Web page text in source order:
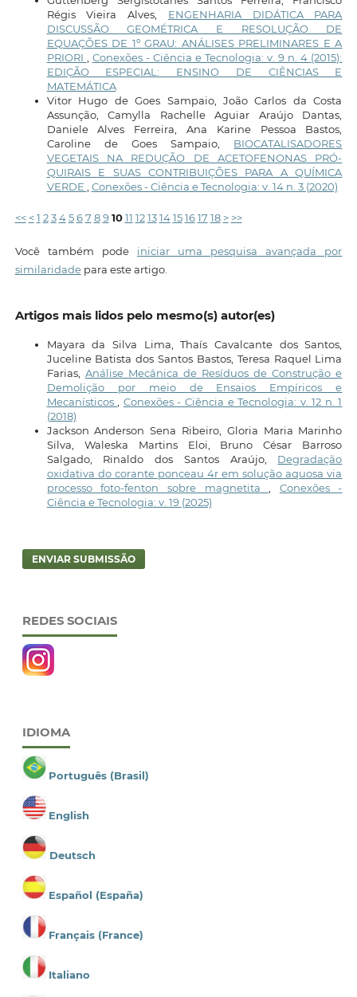
Régis Vieira Alves, ENGENHARIA DIDÁTICA PARA
DISCUSSÃO GEOMÉTRICA E RESOLUÇÃO DE
EQUAÇÕES DE 1º GRAU: ANÁLISES PRELIMINARES E A
PRIORI , Conexões - Ciência e Tecnologia: v. 9 n. 4 (2015):
EDIÇÃO ESPECIAL: ENSINO DE CIÊNCIAS E
MATEMÁTICA
Vitor Hugo de Goes Sampaio, João Carlos da Costa
Assunção, Camylla Rachelle Aguiar Araújo Dantas,
Daniele Alves Ferreira, Ana Karine Pessoa Bastos,
Caroline de Goes Sampaio, BIOCATALISADORES
VEGETAIS NA REDUÇÃO DE ACETOFENONAS PRÓ-
QUIRAIS E SUAS CONTRIBUIÇÕES PARA A QUÍMICA
VERDE , Conexões - Ciência e Tecnologia: v. 14 n. 3 (2020)
<< < 1 2 3 4 5 6 7 8 9 10 11 12 13 14 15 16 17 18 > >>
Você também pode iniciar uma pesquisa avançada por
similaridadepara este artigo.
Artigos mais lidos pelo mesmo(s) autor(es)
Mayara da Silva Lima, Thaís Cavalcante dos Santos,
Juceline Batista dos Santos Bastos, Teresa Raquel Lima
Farias, Análise Mecânica de Resíduos de Construção e
Demolição por meio de Ensaios Empíricos e
Mecanísticos, Conexões - Ciência e Tecnologia: v. 12 n. 1
(2018)
Jackson Anderson Sena Ribeiro, Gloria Maria Marinho
Silva, Waleska Martins Eloi, Bruno César Barroso
Salgado, Rinaldo dos Santos Araújo, Degradação
oxidativa do corante ponceau 4r em solução aquosa via
processo foto-fenton sobre magnetita, Conexões -
Ciência e Tecnologia: v. 19 (2025)
ENVIAR SUBMISSÃO
REDES SOCIAIS
IDIOMA
Português (Brasil)
English
Deutsch
Español (España)
Français (France)
Italiano